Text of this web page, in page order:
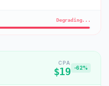
Degrading...
CPA
$19 -62%